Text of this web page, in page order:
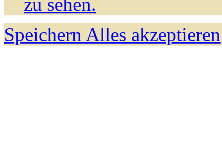
zu sehen.
Speichern Alles akzeptieren